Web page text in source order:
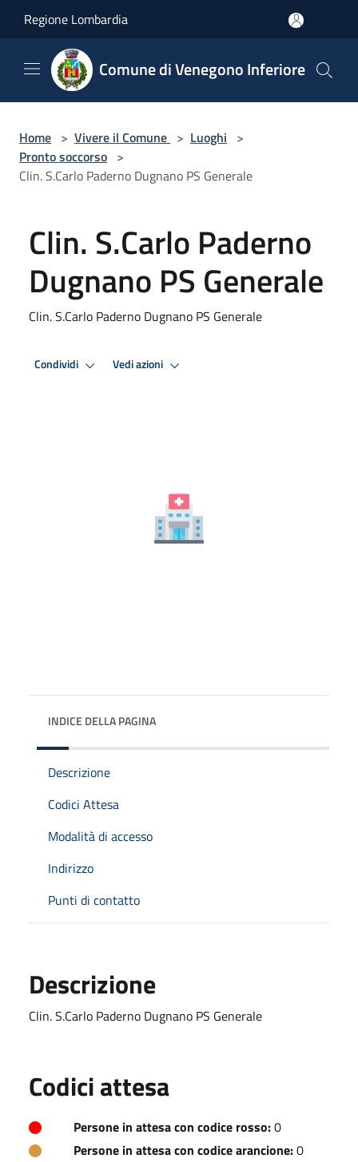
Regione Lombardia
Comune di Venegono Inferiore
Home > Vivere il Comune > Luoghi >
Pronto soccorso >
Clin. S.Carlo Paderno Dugnano PS Generale
Clin. S.Carlo Paderno
Dugnano PS Generale
Clin. S.Carlo Paderno Dugnano PS Generale
Condividi Vedi azioni
INDICE DELLA PAGINA
Descrizione
Codici Attesa
Modalità di accesso
Indirizzo
Punti di contatto
Descrizione
Clin. S.Carlo Paderno Dugnano PS Generale
Codici attesa
Persone in attesa con codice rosso:0
Persone in attesa con codice arancione:0